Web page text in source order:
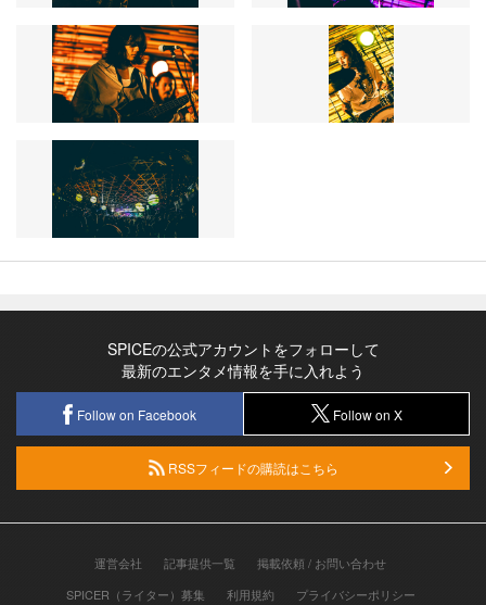
SPICEの公式アカウントをフォローして
最新のエンタメ情報を手に入れよう
Follow on Facebook Follow on X
RSSフィードの購読はこちら
運営会社 記事提供一覧
掲載依頼 / お問い合わせ
SPICER（ライター）募集
利用規約 プライバシーポリシー